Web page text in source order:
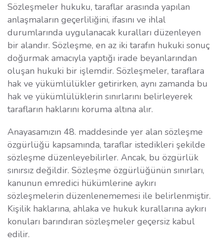
Sözleşmeler hukuku, taraflar arasında yapılan
anlaşmaların geçerliliğini, ifasını ve ihlal
durumlarında uygulanacak kuralları düzenleyen
bir alandır. Sözleşme, en az iki tarafın hukuki sonuç
doğurmak amacıyla yaptığı irade beyanlarından
oluşan hukuki bir işlemdir. Sözleşmeler, taraflara
hak ve yükümlülükler getirirken, aynı zamanda bu
hak ve yükümlülüklerin sınırlarını belirleyerek
tarafların haklarını koruma altına alır.
Anayasamızın 48. maddesinde yer alan sözleşme
özgürlüğü kapsamında, taraflar istedikleri şekilde
sözleşme düzenleyebilirler. Ancak, bu özgürlük
sınırsız değildir. Sözleşme özgürlüğünün sınırları,
kanunun emredici hükümlerine aykırı
sözleşmelerin düzenlenememesi ile belirlenmiştir.
Kişilik haklarına, ahlaka ve hukuk kurallarına aykırı
konuları barındıran sözleşmeler geçersiz kabul
edilir.